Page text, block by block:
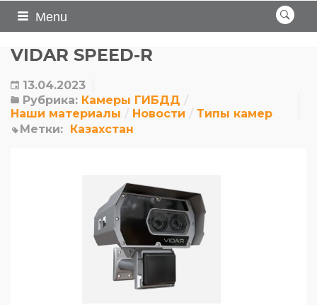
Menu
VIDAR SPEED-R
13.04.2023
Рубрика: Камеры ГИБДД
Наши материалы
Новости
Типы камер
Метки: Казахстан